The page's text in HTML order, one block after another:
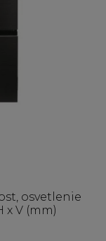
osvetlenie
x V (mm)